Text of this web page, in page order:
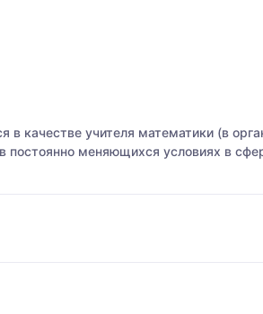
качестве учителя математики (в
меняющихся условиях в